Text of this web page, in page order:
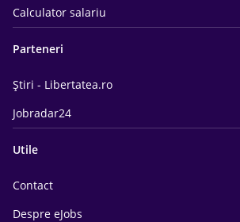
Calculator salariu
Parteneri
Știri - Libertatea.ro
Jobradar24
Utile
Contact
Despre eJobs